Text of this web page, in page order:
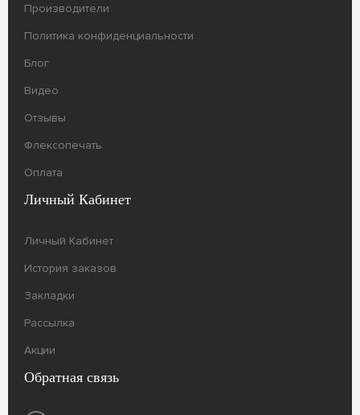
Производители
Политика конфиденциальности
Блог
Видео
Отзывы
Флексопечать
Оплата
Личный Кабинет
Личный Кабинет
История заказов
Закладки
Рассылка
Акции
Обратная связь